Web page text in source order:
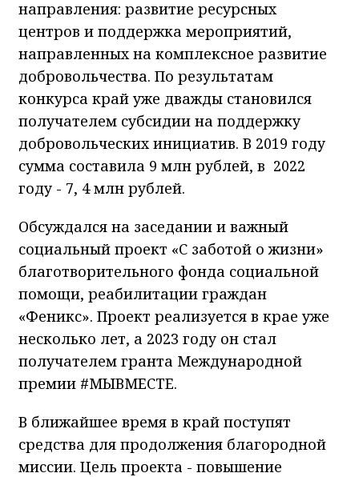
направления: развитие ресурсных
центров и поддержка мероприятий,
направленных на комплексное развитие
добровольчества. По результатам
конкурса край уже дважды становился
получателем субсидии на поддержку
добровольческих инициатив. В 2019 году
сумма составила 9 млн рублей, в 2022
году - 7, 4 млн рублей.
Обсуждался на заседании и важный
социальный проект «С заботой о жизни»
благотворительного фонда социальной
помощи, реабилитации граждан
«Феникс». Проект реализуется в крае уже
несколько лет, а 2023 году он стал
получателем гранта Международной
премии #МЫВМЕСТЕ.
В ближайшее время в край поступят
средства для продолжения благородной
миссии. Цель проекта - повышение